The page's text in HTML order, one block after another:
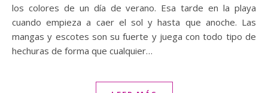
los colores de un día de verano. Esa tarde en la playa
cuando empieza a caer el sol y hasta que anoche. Las
mangas y escotes son su fuerte y juega con todo tipo de
hechuras de forma que cualquier…